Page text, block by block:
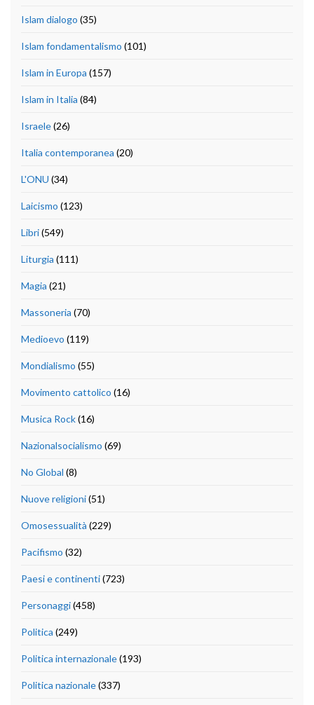
Islam dialogo (35)
Islam fondamentalismo (101)
Islam in Europa (157)
Islam in Italia (84)
Israele(26)
Italia contemporanea (20)
L'ONU (34)
Laicismo (123)
Libri(549)
Liturgia (111)
Magia (21)
Massoneria (70)
Medioevo (119)
Mondialismo (55)
Movimento cattolico (16)
Musica Rock(16)
Nazionalsocialismo (69)
No Global (8)
Nuove religioni(51)
Omosessualità (229)
Pacifismo (32)
Paesi e continenti(723)
Personaggi(458)
Politica (249)
Politica internazionale(193)
Politica nazionale(337)